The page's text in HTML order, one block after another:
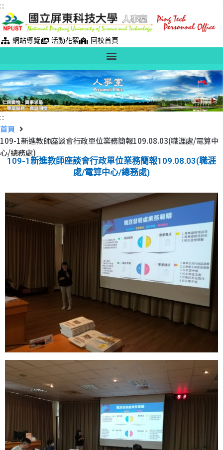
:::
網站導覽 活動花絮 回校首頁
:::
首頁
109-1新進教師座談會行政單位業務簡報109.08.03(職涯處/電算中
心/總務處)
109-1新進教師座談會行政單位業務簡報109.08.03(職涯
處/電算中心/總務處)